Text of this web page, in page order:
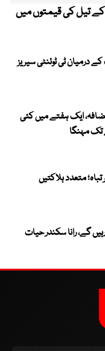
کے تیل کی قیمتوں میں
کے درمیان ٹی ٹوئنٹی سیریز
ایک ہفتے میں کئی